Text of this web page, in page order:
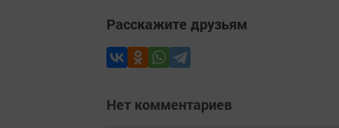
Расскажите друзьям
Нет комментариев